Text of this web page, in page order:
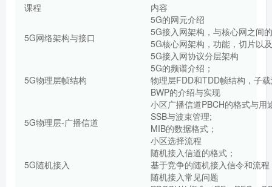
课程
内容
5G网络架构与接口
5G的网元介绍
5G接入网架构，与核心网之间
5G核心网架构，功能，切片以
5G接入网协议分层架构
5G物理层帧结构
5G的频谱介绍；
物理层FDD和TDD帧结构，子
BWP的介绍与实现
5G物理层-广播信道
小区广播信道PBCH的格式与用
SSB与波束管理;
MIB的数据格式；
小区选择流程
5G随机接入
随机接入信道的格式；
基于竞争的随机接入信令和流程
随机接入常见问题